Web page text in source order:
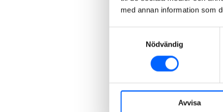
med annan information som
Nödvändig
Avvisa